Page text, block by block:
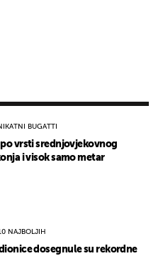
BUGATTI
po vrsti srednjovjekovnog
i visok samo metar
NAJBOLJIH
dosegnule su rekordne